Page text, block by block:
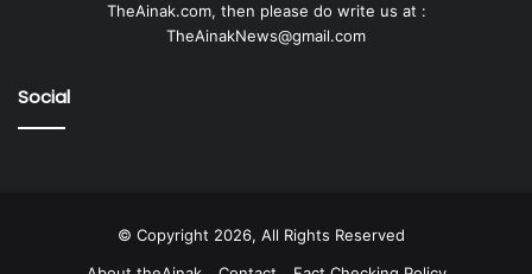
TheAinak.com, then please do write us at :
TheAinakNews@gmail.com
Social
© Copyright 2026, All Rights Reserved